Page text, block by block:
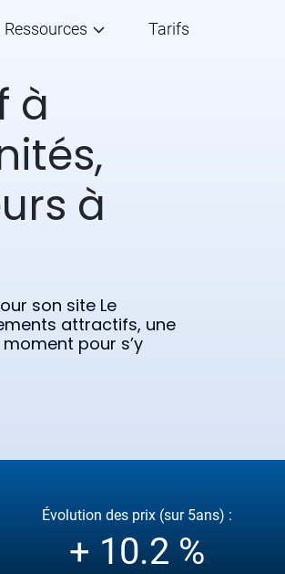
Ressources Tarifs
à
à
son site Le
attractifs, une
pour s’y
Évolution des prix (sur 5ans) :
+ 10.2 %